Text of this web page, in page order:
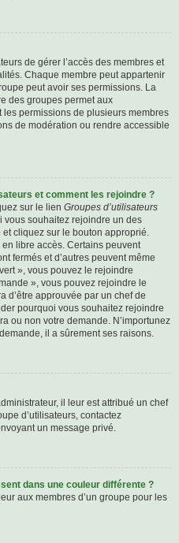
de gérer l’accès des membres et
Chaque membre peut appartenir
peut avoir ses permissions. La
des groupes permet aux
permissions de plusieurs membres
de modération ou rendre accessible
et comment les rejoindre ?
sur le lien Groupes d’utilisateurs
vous souhaitez rejoindre un des
cliquez sur le bouton approprié.
libre accès. Certains peuvent
fermés et d’autres peuvent même
», vous pouvez le rejoindre
», vous pouvez rejoindre le
d’être approuvée par un chef de
pourquoi vous souhaitez rejoindre
ou non votre demande. N’importunez
il a sûrement ses raisons.
il leur est attribué un chef
d’utilisateurs, contactez
un message privé.
dans une couleur différente ?
aux membres d’un groupe pour les